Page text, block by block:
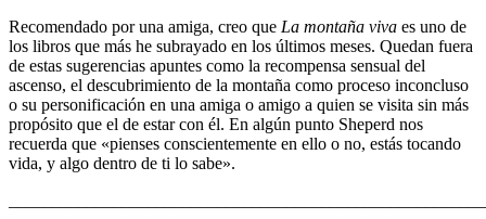
Recomendado por una amiga, creo que La montaña viva es uno de
los libros que más he subrayado en los últimos meses. Quedan fuera
de estas sugerencias apuntes como la recompensa sensual del
ascenso, el descubrimiento de la montaña como proceso inconcluso
o su personificación en una amiga o amigo a quien se visita sin más
propósito que el de estar con él. En algún punto Sheperd nos
recuerda que «pienses conscientemente en ello o no, estás tocando
vida, y algo dentro de ti lo sabe».